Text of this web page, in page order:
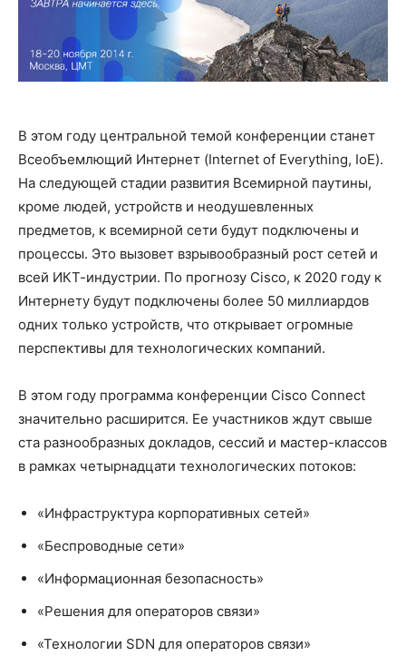
В этом году центральной темой конференции станет
Всеобъемлющий Интернет (Internet of Everything, IoE).
На следующей стадии развития Всемирной паутины,
кроме людей, устройств и неодушевленных
предметов, к всемирной сети будут подключены и
процессы. Это вызовет взрывообразный рост сетей и
всей ИКТ-индустрии. По прогнозу Cisco, к 2020 году к
Интернету будут подключены более 50 миллиардов
одних только устройств, что открывает огромные
перспективы для технологических компаний.
В этом году программа конференции Cisco Connect
значительно расширится. Ее участников ждут свыше
ста разнообразных докладов, сессий и мастер-классов
в рамках четырнадцати технологических потоков:
«Инфраструктура корпоративных сетей»
«Беспроводные сети»
«Информационная безопасность»
«Решения для операторов связи»
«Технологии SDN для операторов связи»